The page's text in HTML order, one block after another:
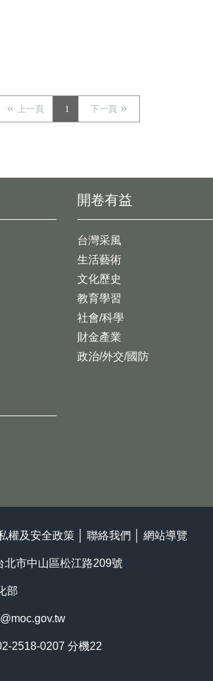
上一頁 1 下一頁
開卷有益
台灣采風
生活藝術
文化歷史
教育學習
社會/科學
財金產業
政治/外交/國防
權及安全政策 聯絡我們 網站導覽
北市中山區松江路209號
部
2518-0207 分機22